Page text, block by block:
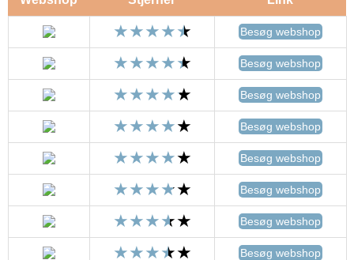
Besøg webshop
Besøg webshop
Besøg webshop
Besøg webshop
Besøg webshop
Besøg webshop
Besøg webshop
Besøg webshop